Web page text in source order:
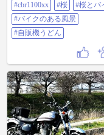
の旭川沿いを北上、岡山県
まで。 どこもほぼ満開。 最
つもの自販機うどん食べて
毎年恒例の桜狩りツーリン
#cbr1100xx #桜 #桜とバイク #バイ
クのある風景 #自販機うど
#cbr1100xx #桜
#桜とバ
#バイクのある風景
#自販機うどん